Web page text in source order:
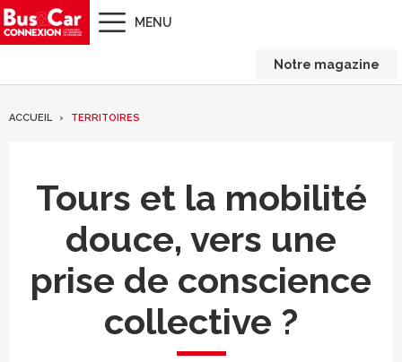
MENU
Notre magazine
ACCUEIL TERRITOIRES
Tours et la mobilité
douce, vers une
prise de conscience
collective ?